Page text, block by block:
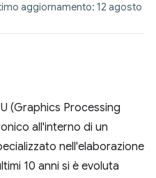
aggiornamento: 12 agosto
(Graphics Processing
all'interno di un
nell'elaborazione
10 anni si è evoluta